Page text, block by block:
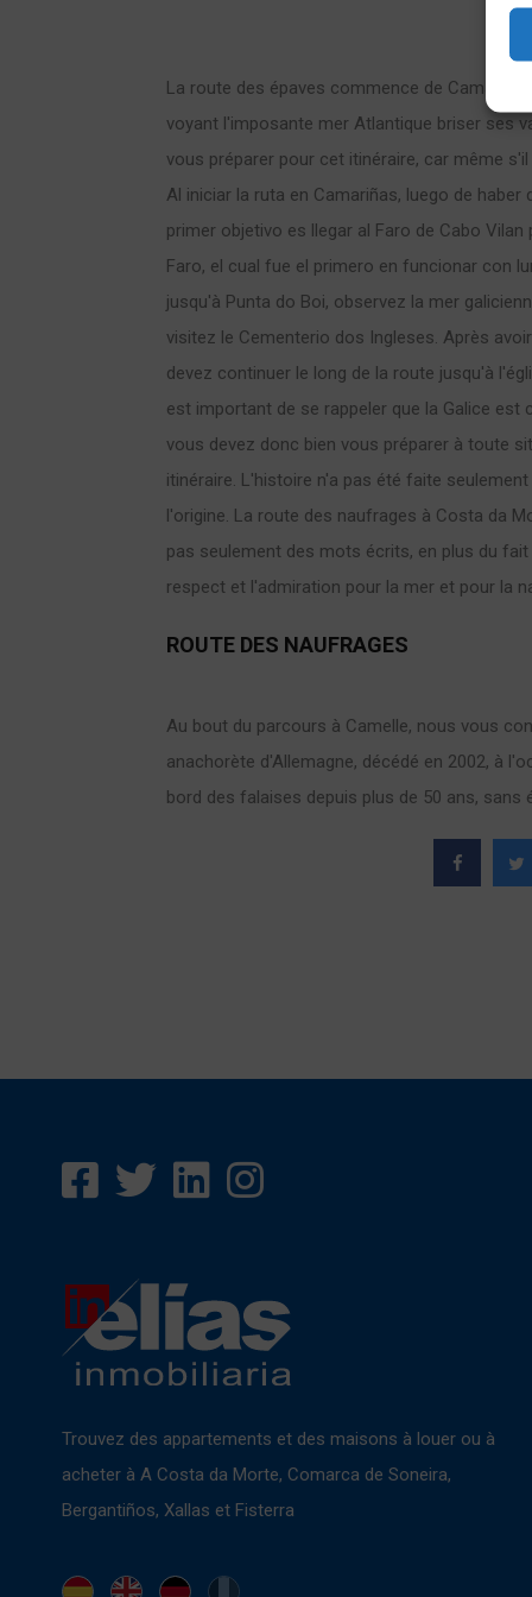
La route des épaves commence de
voyant l'imposante mer Atlantique briser ses
vous préparer pour cet itinéraire, car même
Al iniciar la ruta en Camariñas, luego de
primer objetivo es llegar al Faro de Cabo
Faro, el cual fue el primero en funcionar con
jusqu'à Punta do Boi, observez la mer
visitez le Cementerio dos Ingleses. Après
devez continuer le long de la route jusqu'à
est important de se rappeler que la Galice
vous devez donc bien vous préparer à toute
itinéraire. L'histoire n'a pas été faite
l'origine. La route des naufrages à Costa da
pas seulement des mots écrits, en plus du
respect et l'admiration pour la mer et pour la
ROUTE DES NAUFRAGES
Au bout du parcours à Camelle, nous vous
anachorète d'Allemagne, décédé en 2002, à
bord des falaises depuis plus de 50 ans, sans
Trouvez des appartements et des maisons à louer ou à
acheter à A Costa da Morte, Comarca de Soneira,
Bergantiños, Xallas et Fisterra